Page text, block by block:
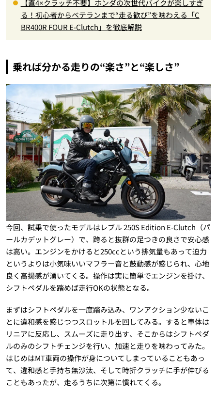
【直4×クラッチ不要】ホンダの次世代バイクが楽しすぎ
る！初心者からベテランまで“走る歓び”を味わえる「C
BR400R FOUR E-Clutch」を徹底解説
乗れば分かる走りの“楽さ”と“楽しさ”
今回、試乗で使ったモデルはレブル 250S Edition E-Clutch（パ
ールカデットグレー）で、跨ると抜群の足つきの良さで安心感
は高い。エンジンをかけると250ccという排気量もあって迫力
というよりは小気味いいマフラー音と鼓動感が感じられ、心地
良く高揚感が湧いてくる。操作は実に簡単でエンジンを掛け、
シフトペダルを踏めば走行OKの状態となる。
まずはシフトペダルを一度踏み込み、ワンアクション少ないこ
とに違和感を感じつつスロットルを回してみる。すると車体は
リニアに反応し、スムーズに走り出す、そこからはシフトペダ
ルのみのシフトチェンジを行い、加速と走りを味わってみた。
はじめはMT車両の操作が身についてしまっていることもあっ
て、違和感と手持ち無沙汰、そして時折クラッチに手が伸びる
こともあったが、走るうちに次第に慣れてくる。